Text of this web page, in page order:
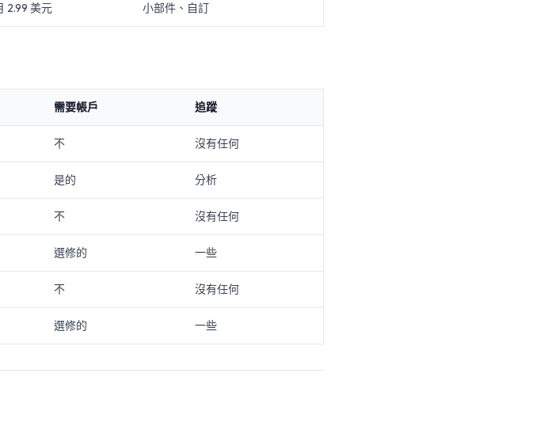
2.99 美元 小部件、自訂
需要帳戶 追蹤
不 沒有任何
是的 分析
不 沒有任何
選修的 一些
不 沒有任何
選修的 一些